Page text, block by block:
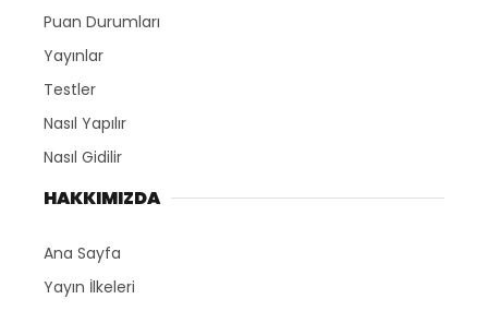
Puan Durumları
Yayınlar
Testler
Nasıl Yapılır
Nasıl Gidilir
HAKKIMIZDA
Ana Sayfa
Yayın İlkeleri